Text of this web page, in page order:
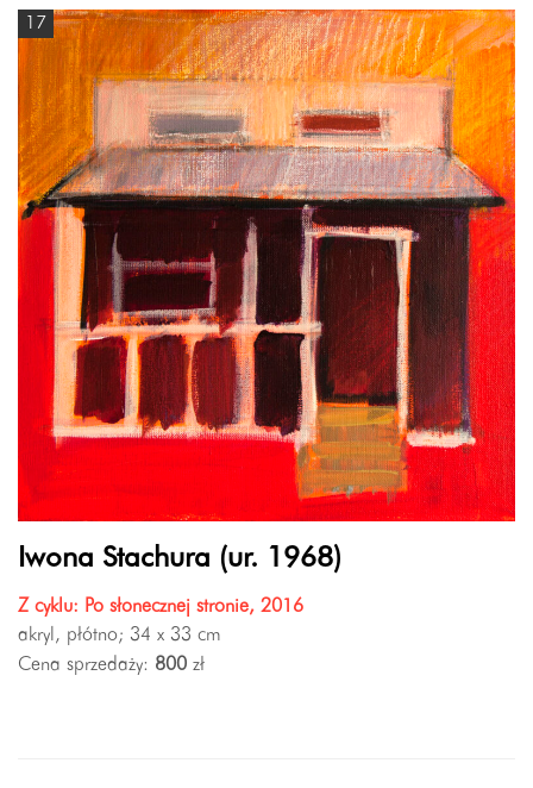
17
Iwona Stachura (ur. 1968)
Z cyklu: Po słonecznej stronie, 2016
akryl, płótno; 34 x 33 cm
Cena sprzedaży: 800 zł